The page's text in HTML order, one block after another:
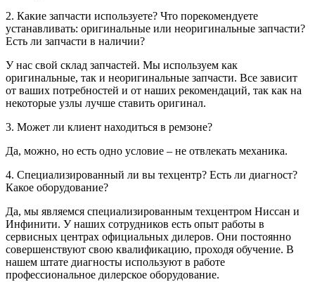
2. Какие запчасти используете? Что порекомендуете
устанавливать: оригинальные или неоригинальные запчасти?
Есть ли запчасти в наличии?
У нас свой склад запчастей. Мы используем как
оригинальные, так и неоригинальные запчасти. Все зависит
от ваших потребностей и от наших рекомендаций, так как на
некоторые узлы лучше ставить оригинал.
3. Может ли клиент находиться в ремзоне?
Да, можно, но есть одно условие – не отвлекать механика.
4. Специализированный ли вы техцентр? Есть ли диагност?
Какое оборудование?
Да, мы являемся специализированным техцентром Ниссан и
Инфинити. У наших сотрудников есть опыт работы в
сервисных центрах официальных дилеров. Они постоянно
совершенствуют свою квалификацию, проходя обучение. В
нашем штате диагносты используют в работе
профессиональное дилерское оборудование.